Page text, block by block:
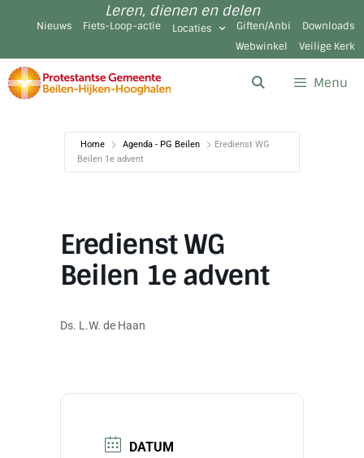
Leren, dienen en delen
Nieuws Fiets-Loop-actie Locaties Giften/Anbi
Downloads
Webwinkel
Veilige Kerk
Menu
Home Agenda - PG Beilen
Eredienst WG
Beilen 1e advent
Eredienst WG
Beilen 1e advent
Ds. L.W. de Haan
DATUM